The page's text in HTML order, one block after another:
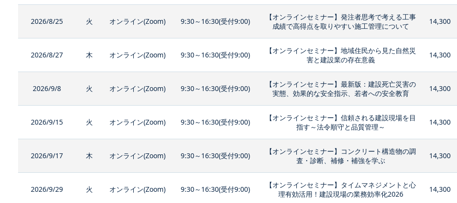
2026/8/25 火 オンライン(Zoom) 9:30～16:30(受付9:00)
【オンラインセミナー】発注者思考で考える工事
成績で高得点を取りやすい施工管理について
14,300
2026/8/27 木 オンライン(Zoom) 9:30～16:30(受付9:00)
【オンラインセミナー】地域住民から見た自然災
害と建設業の存在意義
14,300
2026/9/8 火 オンライン(Zoom) 9:30～16:30(受付9:00)
【オンラインセミナー】最新版：建設死亡災害の
実態、効果的な安全指示、若者への安全教育
14,300
2026/9/15 火 オンライン(Zoom) 9:30～16:30(受付9:00)
【オンラインセミナー】信頼される建設現場を目
指す～法令順守と品質管理～
14,300
2026/9/17 木 オンライン(Zoom) 9:30～16:30(受付9:00)
【オンラインセミナー】コンクリート構造物の調
査・診断、補修・補強を学ぶ
14,300
2026/9/29 火 オンライン(Zoom) 9:30～16:30(受付9:00)
【オンラインセミナー】タイムマネジメントと心
理有効活用！建設現場の業務効率化2026
14,300